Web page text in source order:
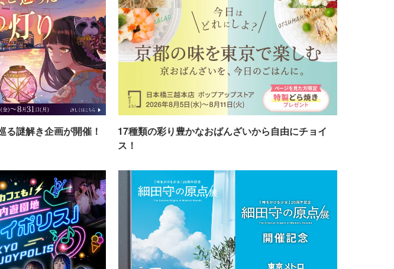
謎解き企画が開催！
17種類の彩り豊かなおばんざいから自由にチョイ
ス！